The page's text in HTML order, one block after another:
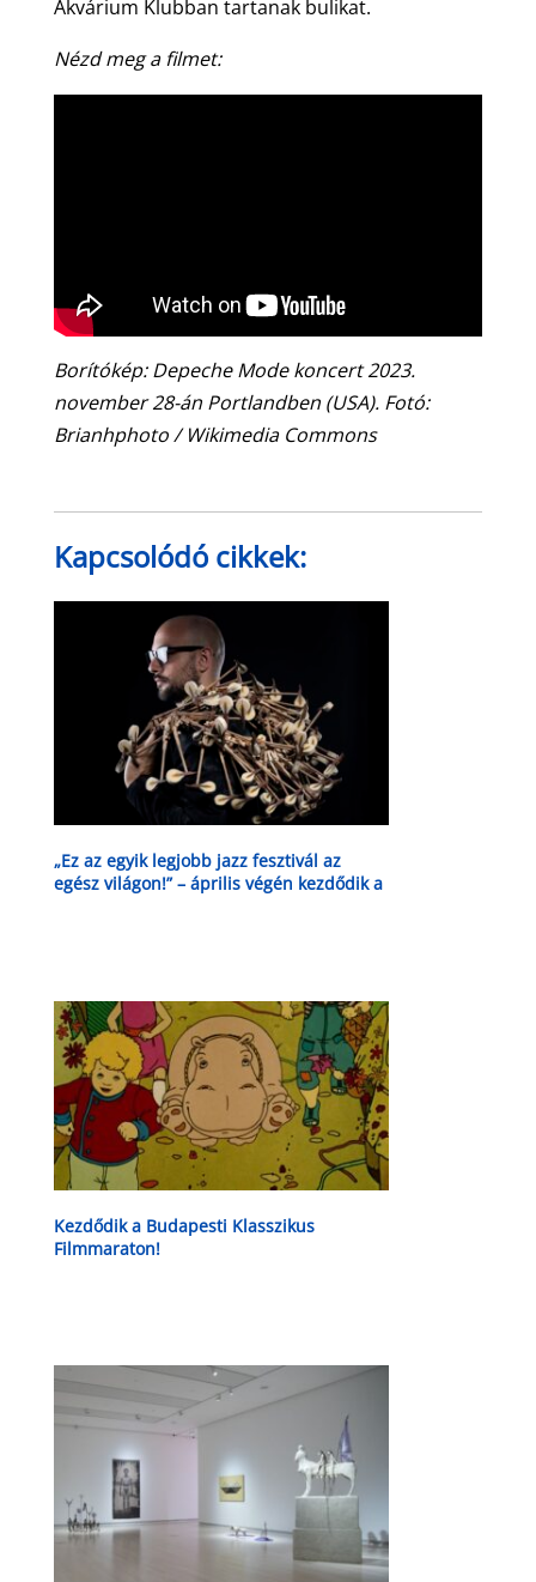
Akvárium Klubban tartanak bulikat.
Nézd meg a filmet:
Borítókép: Depeche Mode koncert 2023.
november 28-án Portlandben (USA). Fotó:
Brianhphoto / Wikimedia Commons
Kapcsolódó cikkek:
„Ez az egyik legjobb jazz fesztivál az
egész világon!” – április végén kezdődik a
Kezdődik a Budapesti Klasszikus
Filmmaraton!